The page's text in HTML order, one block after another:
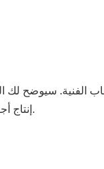
الفنية. سيوضح لك
إنتاج أجزاء من ألعاب الفينيل.